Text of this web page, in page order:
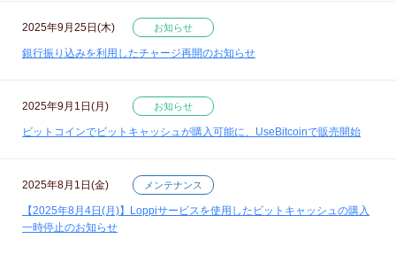
2025年9月25日(木) お知らせ
銀行振り込みを利用したチャージ再開のお知らせ
2025年9月1日(月) お知らせ
ビットコインでビットキャッシュが購入可能に、UseBitcoinで販売開始
2025年8月1日(金) メンテナンス
【2025年8月4日(月)】Loppiサービスを使用したビットキャッシュの購入
一時停止のお知らせ